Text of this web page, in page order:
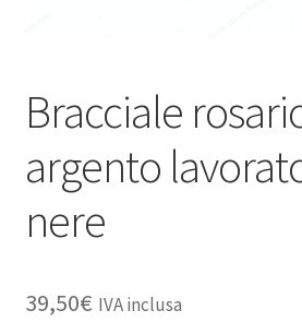
Bracciale
argento
nere
39,50€ IVA inclusa